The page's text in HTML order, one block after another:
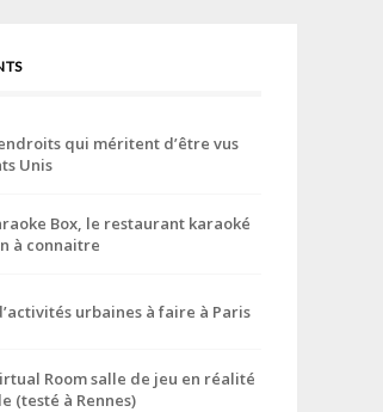
qui méritent d’être vus
Unis
Box, le restaurant karaoké
à connaitre
urbaines à faire à Paris
Room salle de jeu en réalité
(testé à Rennes)